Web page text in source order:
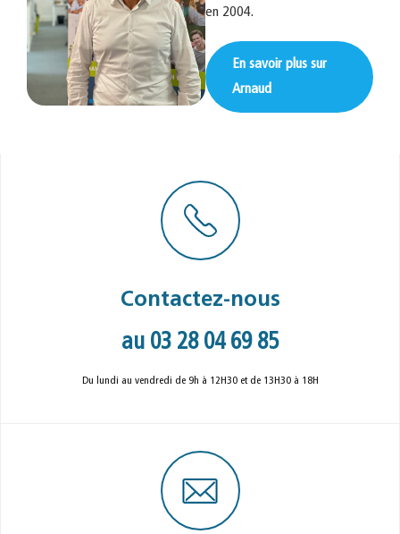
en 2004.
En savoir plus sur
Arnaud
Contactez-nous
au 03 28 04 69 85
Du lundi au vendredi de 9h à 12H30 et de 13H30 à 18H